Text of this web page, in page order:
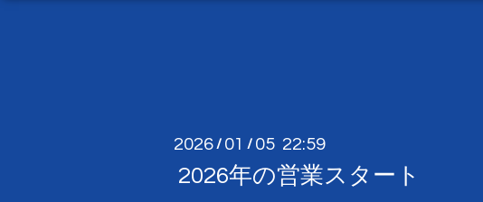
2026 / 01 / 05 22:59
2026年の営業スタート